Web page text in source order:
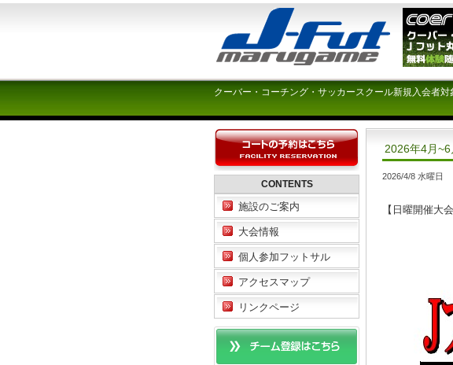
クーバー・コーチング・サッカースクール新規入会者
2026年4月~6
2026/4/8 水曜日
【日曜開催大会
CONTENTS
施設のご案内
大会情報
個人参加フットサル
アクセスマップ
リンクページ